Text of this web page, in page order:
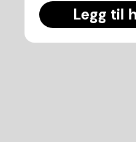
Legg til